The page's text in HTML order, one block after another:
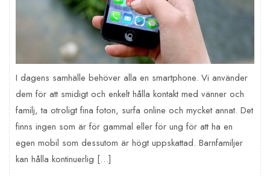
I dagens samhälle behöver alla en smartphone. Vi använder
dem för att smidigt och enkelt hålla kontakt med vänner och
familj, ta otroligt fina foton, surfa online och mycket annat. Det
finns ingen som är för gammal eller för ung för att ha en
egen mobil som dessutom är högt uppskattad. Barnfamiljer
kan hålla kontinuerlig […]